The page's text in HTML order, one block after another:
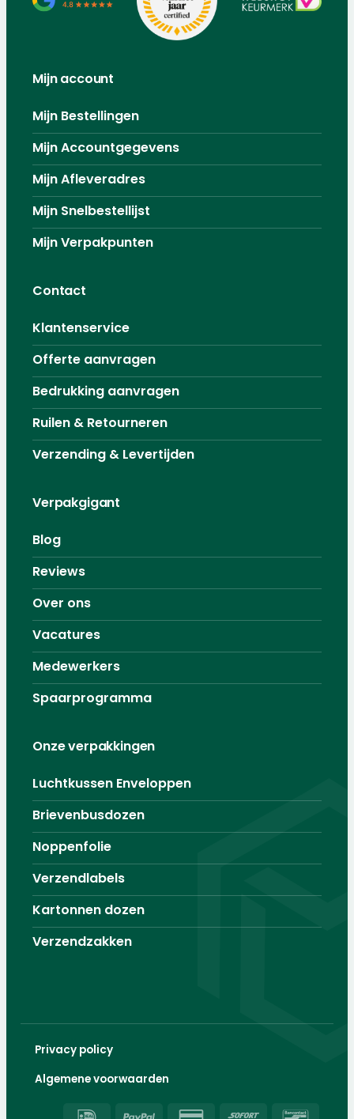
Mijn account
Mijn Bestellingen
Mijn Accountgegevens
Mijn Afleveradres
Mijn Snelbestellijst
Mijn Verpakpunten
Contact
Klantenservice
Offerte aanvragen
Bedrukking aanvragen
Ruilen & Retourneren
Verzending & Levertijden
Verpakgigant
Blog
Reviews
Over ons
Vacatures
Medewerkers
Spaarprogramma
Onze verpakkingen
Luchtkussen Enveloppen
Brievenbusdozen
Noppenfolie
Verzendlabels
Kartonnen dozen
Verzendzakken
Privacy policy
Algemene voorwaarden
IDeal PayPal Credit Sofort